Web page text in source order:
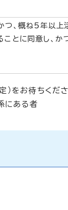
つ、概ね5年以上
ことに同意し、
をお待ちくださ
にある者